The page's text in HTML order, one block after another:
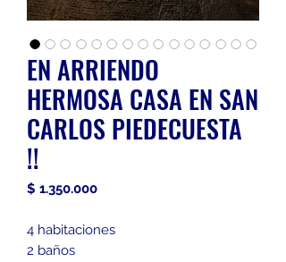
EN ARRIENDO
HERMOSA CASA EN SAN
CARLOS PIEDECUESTA
!!
$ 1.350.000Precio
4 habitaciones
2 baños